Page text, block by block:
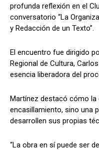
profunda reflexión en el
conversatorio “La
y Redacción de un Texto”.
​El encuentro fue dirigido
Regional de Cultura,
esencia liberadora del
Martínez destacó cómo la
encasillamiento, sino una
desarrollen sus propias
​“La obra en sí puede ser